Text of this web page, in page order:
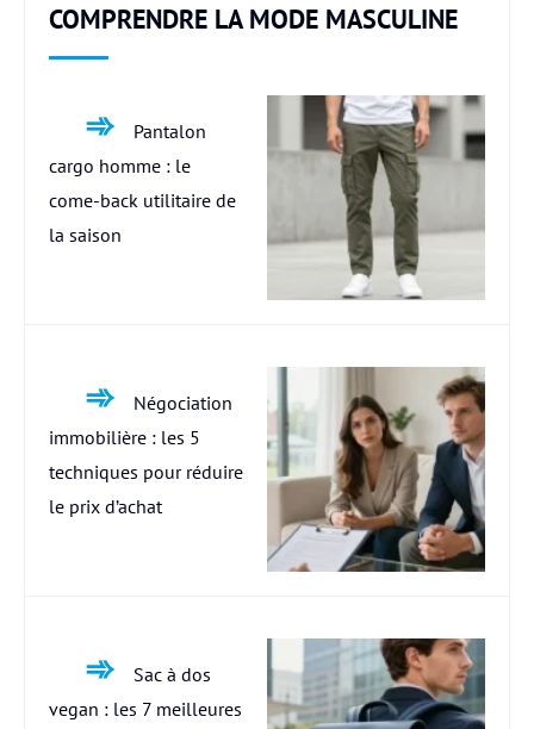
COMPRENDRE LA MODE MASCULINE
Pantalon
cargo homme : le
come-back utilitaire de
la saison
Négociation
immobilière : les 5
techniques pour réduire
le prix d’achat
Sac à dos
vegan : les 7 meilleures